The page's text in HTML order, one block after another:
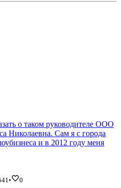
о таком руководителе ООО
Николаевна. Сам я с города
и в 2012 году меня
• 0